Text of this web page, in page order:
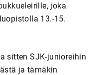
joka
13.-15.
sitten SJK-junioreihin
ja tämäkin